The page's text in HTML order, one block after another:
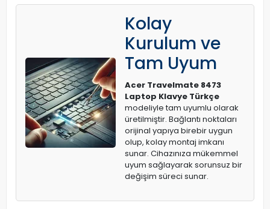
Kolay
Kurulum ve
Tam Uyum
Acer Travelmate 8473
Laptop Klavye Türkçe
modeliyle tam uyumlu olarak
üretilmiştir. Bağlantı noktaları
orijinal yapıya birebir uygun
olup, kolay montaj imkanı
sunar. Cihazınıza mükemmel
uyum sağlayarak sorunsuz bir
değişim süreci sunar.